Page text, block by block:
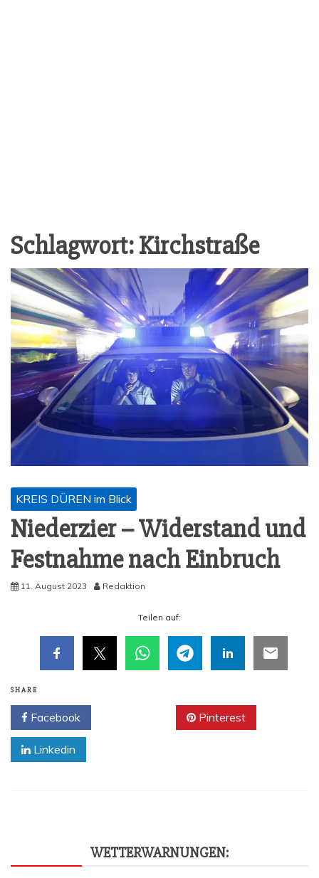
Schlagwort:Kirchstraße
KREIS DÜREN im Blick
Nie­der­zier – Wider­stand und
Fest­nah­me nach Einbruch
11. August 2023 Redaktion
Tei­len auf:
SHARE
Facebook Pinterest
Linkedin
WET­TER­WAR­NUN­GEN: